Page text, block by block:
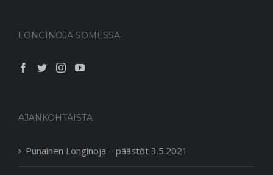
LONGINOJA SOMESSA
AJANKOHTAISTA
Punainen Longinoja – päästöt 3.5.2021